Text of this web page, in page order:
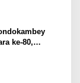
ke-80,